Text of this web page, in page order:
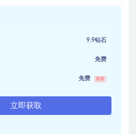
9.9钻石
免费
免费 推荐
立即获取